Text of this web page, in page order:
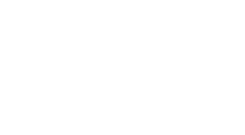
сумма